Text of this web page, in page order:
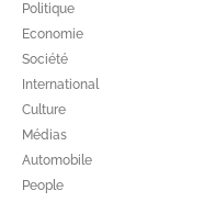
Politique
Economie
Société
International
Culture
Médias
Automobile
People